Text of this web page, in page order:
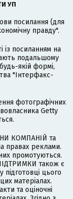
УП
посилання (для
правду".
із посиланням на
подальшому
якій формі,
"Інтерфакс-
фотографічних
Getty
КОМПАНІЙ та
правах реклами.
промотуються.
також є
цього
матеріалах.
та оціночні